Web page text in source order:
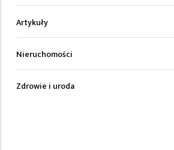
Artykuły
Nieruchomości
Zdrowie i uroda